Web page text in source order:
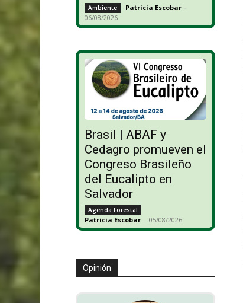
Ambiente Patricia Escobar -
06/08/2026
Brasil | ABAF y
Cedagro promueven el
Congreso Brasileño
del Eucalipto en
Salvador
Agenda Forestal
Patricia Escobar - 05/08/2026
Opinión